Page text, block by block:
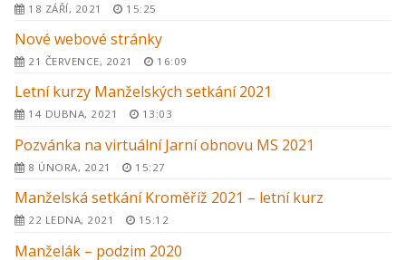
18 ZÁŘÍ, 2021 15:25
Nové webové stránky
21 ČERVENCE, 2021 16:09
Letní kurzy Manželských setkání 2021
14 DUBNA, 2021 13:03
Pozvánka na virtuální Jarní obnovu MS 2021
8 ÚNORA, 2021 15:27
Manželská setkání Kroměříž 2021 – letní kurz
22 LEDNA, 2021 15:12
Manželák – podzim 2020